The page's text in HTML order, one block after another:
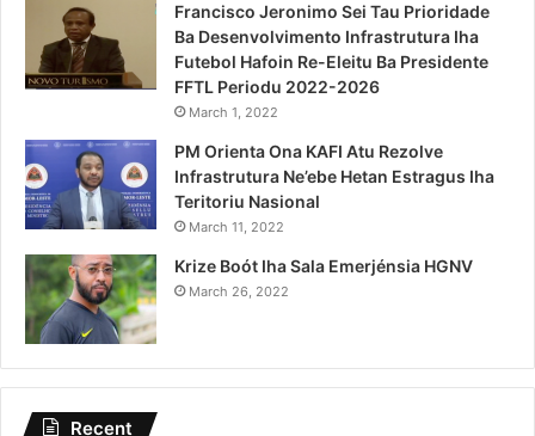
Francisco Jeronimo Sei Tau Prioridade
Ba Desenvolvimento Infrastrutura Iha
Futebol Hafoin Re-Eleitu Ba Presidente
FFTL Periodu 2022-2026
March 1, 2022
PM Orienta Ona KAFI Atu Rezolve
Infrastrutura Ne’ebe Hetan Estragus Iha
Teritoriu Nasional
March 11, 2022
Krize Boót Iha Sala Emerjénsia HGNV
March 26, 2022
Recent